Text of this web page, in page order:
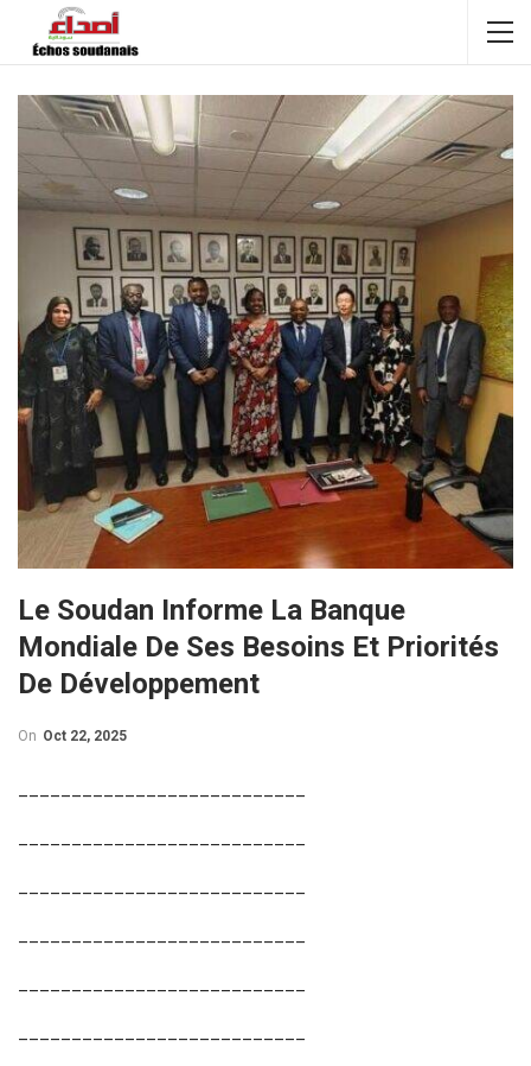
Le Soudan Informe La Banque
Mondiale De Ses Besoins Et Priorités
De Développement
On Oct 22, 2025